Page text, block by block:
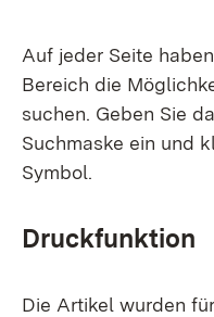
Auf jeder Seite
Bereich die
suchen. Geben Sie
Suchmaske ein und
Symbol.
Druckfunktion
Die Artikel wurden